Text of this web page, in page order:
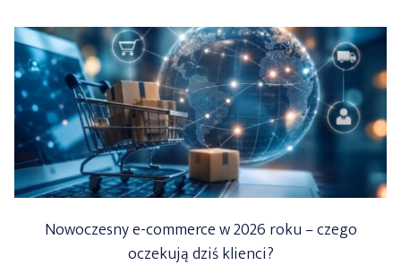
Nowoczesny e-commerce w 2026 roku – czego
oczekują dziś klienci?